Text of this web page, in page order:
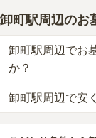
卸町駅周辺のお
卸町駅周辺でお
か？
卸町駅周辺での購
約55万円、納骨堂
卸町駅周辺で安